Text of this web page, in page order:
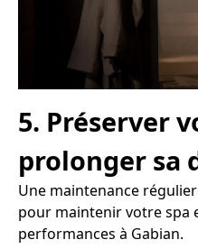
5. Préserver
prolonger sa
Une maintenance
pour maintenir votre spa
performances à Gabian.